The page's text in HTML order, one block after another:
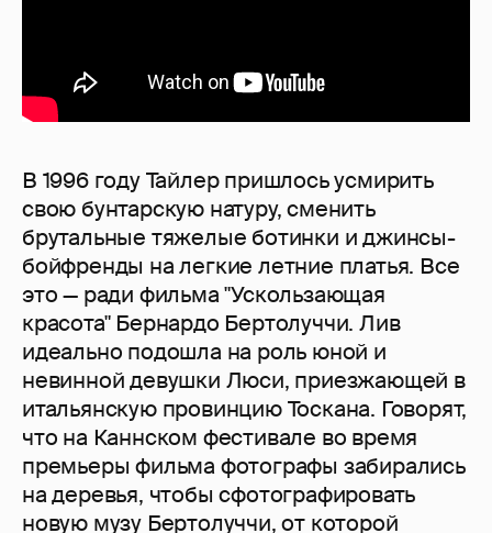
В 1996 году Тайлер пришлось усмирить
свою бунтарскую натуру, сменить
брутальные тяжелые ботинки и джинсы-
бойфренды на легкие летние платья. Все
это — ради фильма "Ускользающая
красота" Бернардо Бертолуччи. Лив
идеально подошла на роль юной и
невинной девушки Люси, приезжающей в
итальянскую провинцию Тоскана. Говорят,
что на Каннском фестивале во время
премьеры фильма фотографы забирались
на деревья, чтобы сфотографировать
новую музу Бертолуччи, от которой